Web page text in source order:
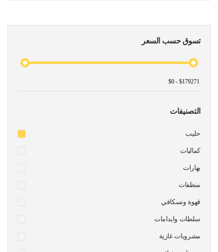
تسوق حسب السعر
التصنيفات
حليب
كماليات
بهارات
منظفات
قهوة ونسكافي
سلطات وايدامات
مشروبات غازية